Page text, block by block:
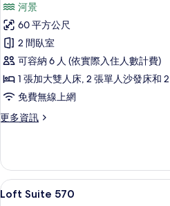
Mate
Apartment
460
的
所
有
相
河景
60 平方公尺
2 間臥室
可容納 6 人 (依實際入住人數計費)
1 張加大雙人床, 2 張單人沙發床和
免費無線上網
更多資訊
更
460
的
詳
顯 18
Loft Suite 570